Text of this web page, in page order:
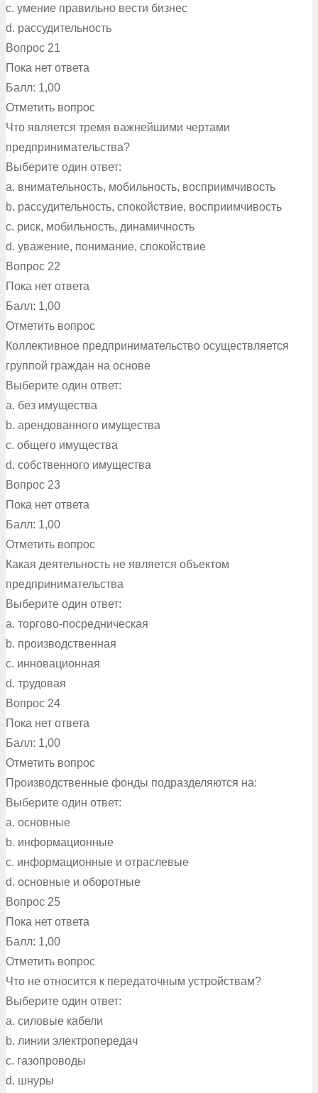
c. умение правильно вести бизнес
d. рассудительность
Вопрос 21
Пока нет ответа
Балл: 1,00
Отметить вопрос
Что является тремя важнейшими чертами
предпринимательства?
Выберите один ответ:
a. внимательность, мобильность, восприимчивость
b. рассудительность, спокойствие, восприимчивость
c. риск, мобильность, динамичность
d. уважение, понимание, спокойствие
Вопрос 22
Пока нет ответа
Балл: 1,00
Отметить вопрос
Коллективное предпринимательство осуществляется
группой граждан на основе
Выберите один ответ:
a. без имущества
b. арендованного имущества
c. общего имущества
d. собственного имущества
Вопрос 23
Пока нет ответа
Балл: 1,00
Отметить вопрос
Какая деятельность не является объектом
предпринимательства
Выберите один ответ:
a. торгово-посредническая
b. производственная
c. инновационная
d. трудовая
Вопрос 24
Пока нет ответа
Балл: 1,00
Отметить вопрос
Производственные фонды подразделяются на:
Выберите один ответ:
a. основные
b. информационные
c. информационные и отраслевые
d. основные и оборотные
Вопрос 25
Пока нет ответа
Балл: 1,00
Отметить вопрос
Что не относится к передаточным устройствам?
Выберите один ответ:
a. силовые кабели
b. линии электропередач
c. газопроводы
d. шнуры